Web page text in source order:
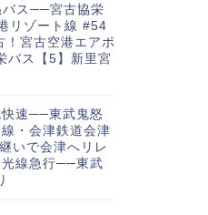
バス──宮古協栄
リゾート線 #54
！宮古空港エアポ
バス【5】新里宮
快速──東武鬼怒
・会津鉄道会津
いで会津へリレ
光線急行──東武